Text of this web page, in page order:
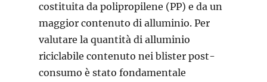
costituita da polipropilene (PP) e da un
maggior contenuto di alluminio. Per
valutare la quantità di alluminio
riciclabile contenuto nei blister post-
consumo è stato fondamentale